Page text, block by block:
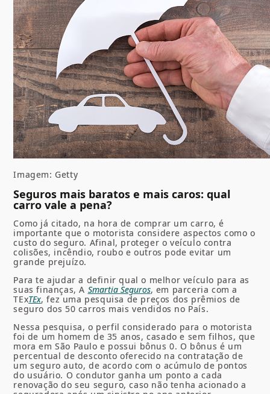
Imagem: Getty
Seguros mais baratos e mais caros: qual
carro vale a pena?
Como já citado, na hora de comprar um carro, é
importante que o motorista considere aspectos como o
custo do seguro. Afinal, proteger o veículo contra
colisões, incêndio, roubo e outros pode evitar um
grande prejuízo.
Para te ajudar a definir qual o melhor veículo para as
suas finanças, A Smartia Seguros, em parceria com a
TExTEx, fez uma pesquisa de preços dos prêmios de
seguro dos 50 carros mais vendidos no País.
Nessa pesquisa, o perfil considerado para o motorista
foi de um homem de 35 anos, casado e sem filhos, que
mora em São Paulo e possui bônus 0. O bônus é um
percentual de desconto oferecido na contratação de
um seguro auto, de acordo com o acúmulo de pontos
do usuário. O condutor ganha um ponto a cada
renovação do seu seguro, caso não tenha acionado a